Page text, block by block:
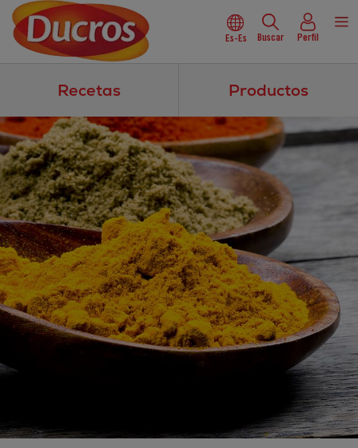
Es-Es Buscar Perfil
Recetas Productos